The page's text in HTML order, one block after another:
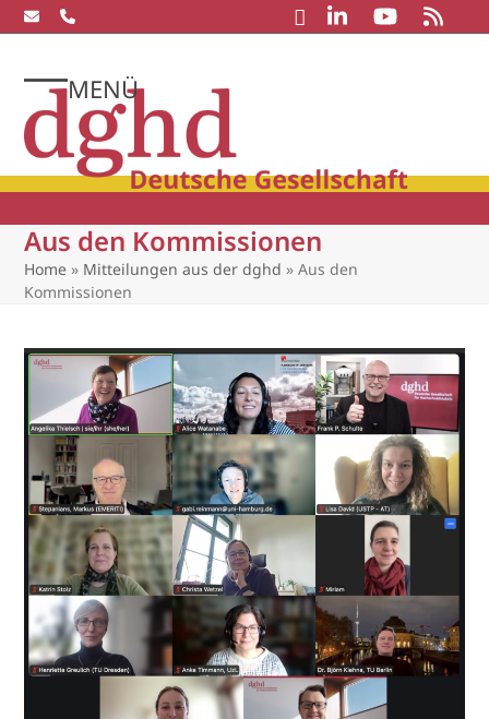
Skip
to
MENÜ
Open
mobile
menu
Close
mobile
menu
Aus den Kommissionen
Home » Mitteilungen aus der dghd »Aus den
Kommissionen